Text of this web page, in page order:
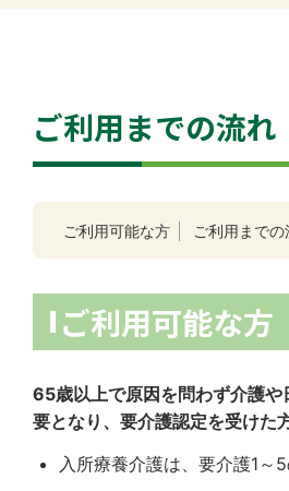
ご利用までの流れ
ご利用可能な方 ご利用までの
ご利用可能な方
65歳以上で原因を問わず介護や
要となり、要介護認定を受けた
入所療養介護は、要介護1～